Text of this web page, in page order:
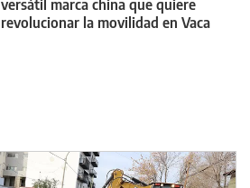
versátil marca china que quiere
revolucionar la movilidad en Vaca